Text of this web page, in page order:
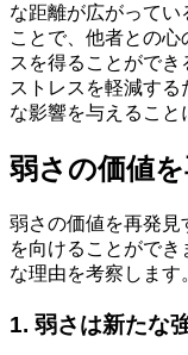
な距離が広がってい
ことで、他者との
スを得ることがで
ストレスを軽減す
な影響を与えること
弱さの価値
弱さの価値を再発見
を向けることがで
な理由を考察します
1. 弱さは新たな